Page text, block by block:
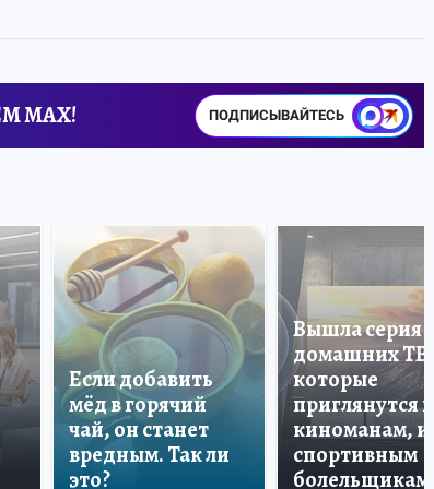
MAX! ПОДПИСЫВАЙТЕСЬ
Если добавить
мёд в горячий
чай, он станет
вредным. Так ли
это?
Вышла серия
домашних ТВ,
которые
приглянутся и
киноманам, и
спортивным
болельщикам